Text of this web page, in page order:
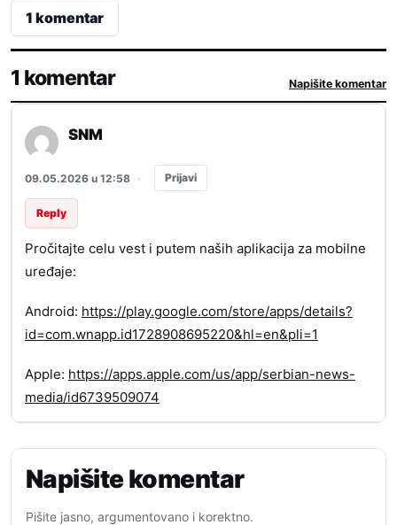
1 komentar
1 komentar Napišite komentar
SNM
09.05.2026 u 12:58 · Prijavi
Reply
Pročitajte celu vest i putem naših aplikacija za mobilne
uređaje:
Android: https://play.google.com/store/apps/details?
id=com.wnapp.id1728908695220&hl=en&pli=1
Apple: https://apps.apple.com/us/app/serbian-news-
media/id6739509074
Napišite komentar
Pišite jasno, argumentovano i korektno.